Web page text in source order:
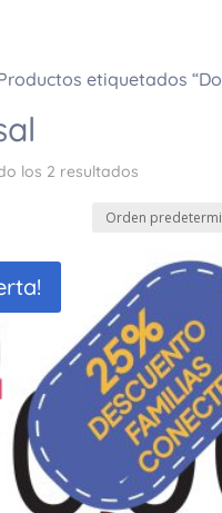
etiquetados
los 2 resultados